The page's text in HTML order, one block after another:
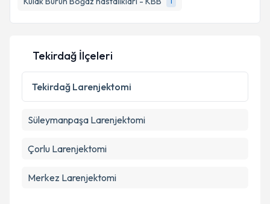
Tekirdağ İlçeleri
Tekirdağ Larenjektomi
Süleymanpaşa Larenjektomi
Çorlu Larenjektomi
Merkez Larenjektomi